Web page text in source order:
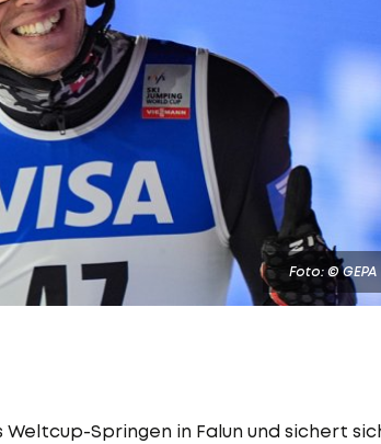
Foto: © GEPA
Springen in Falun und sichert